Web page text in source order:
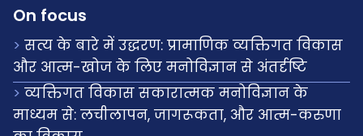
On focus
सत्य के बारे में उद्धरण: प्रामाणिक व्यक्तिगत विकास
और आत्म-खोज के लिए मनोविज्ञान से अंतर्दृष्टि
व्यक्तिगत विकास सकारात्मक मनोविज्ञान के
माध्यम से: लचीलापन, जागरूकता, और आत्म-करुणा